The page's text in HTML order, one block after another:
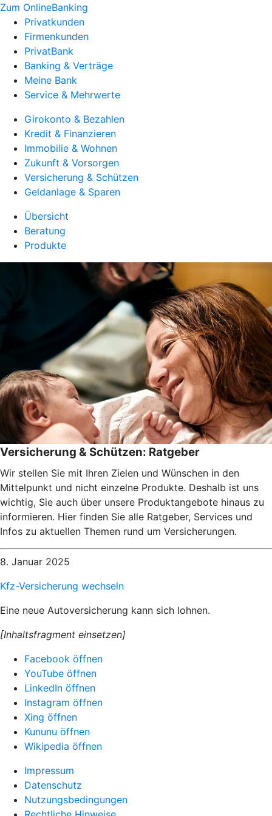
Zum OnlineBanking
Privatkunden
Firmenkunden
PrivatBank
Banking & Verträge
Meine Bank
Service & Mehrwerte
Girokonto & Bezahlen
Kredit & Finanzieren
Immobilie & Wohnen
Zukunft & Vorsorgen
Versicherung & Schützen
Geldanlage & Sparen
Übersicht
Beratung
Produkte
Versicherung & Schützen: Ratgeber
Wir stellen Sie mit Ihren Zielen und Wünschen in den
Mittelpunkt und nicht einzelne Produkte. Deshalb ist uns
wichtig, Sie auch über unsere Produktangebote hinaus zu
informieren. Hier finden Sie alle Ratgeber, Services und
Infos zu aktuellen Themen rund um Versicherungen.
8. Januar 2025
Kfz-Versicherung wechseln
Eine neue Autoversicherung kann sich lohnen.
[Inhaltsfragment einsetzen]
Facebook öffnen
YouTube öffnen
LinkedIn öffnen
Instagram öffnen
Xing öffnen
Kununu öffnen
Wikipedia öffnen
Impressum
Datenschutz
Nutzungsbedingungen